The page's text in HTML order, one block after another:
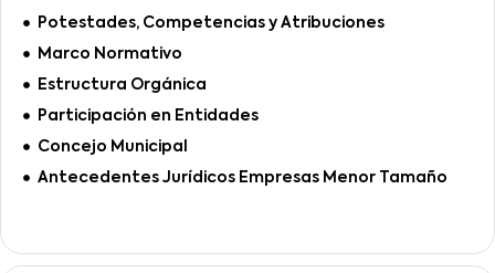
Potestades, Competencias y Atribuciones
Marco Normativo
Estructura Orgánica
Participación en Entidades
Concejo Municipal
Antecedentes Jurídicos Empresas Menor Tamaño